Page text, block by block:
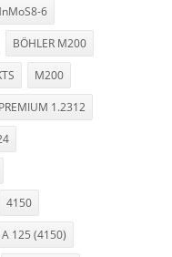
6
BÖHLER M200
M200
PREMIUM 1.2312
4150
A 125 (4150)